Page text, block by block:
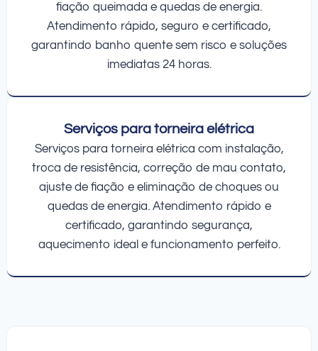
fiação queimada e quedas de energia.
Atendimento rápido, seguro e certificado,
garantindo banho quente sem risco e soluções
imediatas 24 horas.
Serviços para torneira elétrica
Serviços para torneira elétrica com instalação,
troca de resistência, correção de mau contato,
ajuste de fiação e eliminação de choques ou
quedas de energia. Atendimento rápido e
certificado, garantindo segurança,
aquecimento ideal e funcionamento perfeito.